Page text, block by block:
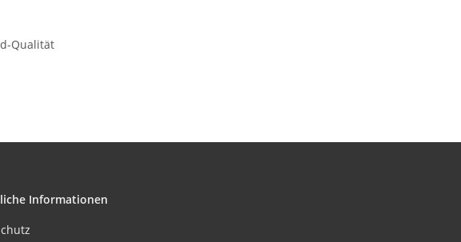
Qualität
Informationen